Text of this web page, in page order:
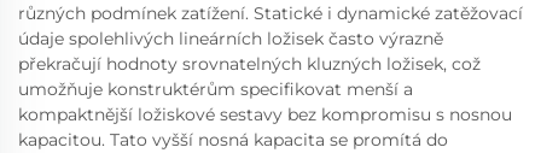
různých podmínek zatížení. Statické i dynamické zatěžovací
údaje spolehlivých lineárních ložisek často výrazně
překračují hodnoty srovnatelných kluzných ložisek, což
umožňuje konstruktérům specifikovat menší a
kompaktnější ložiskové sestavy bez kompromisu s nosnou
kapacitou. Tato vyšší nosná kapacita se promítá do